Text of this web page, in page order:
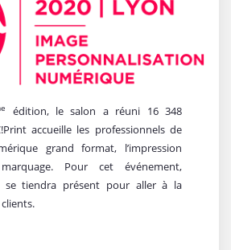
édition, le salon a réuni 16 348
accueille les professionnels de
grand format, l’impression
Pour cet événement,
se tiendra présent pour aller à la